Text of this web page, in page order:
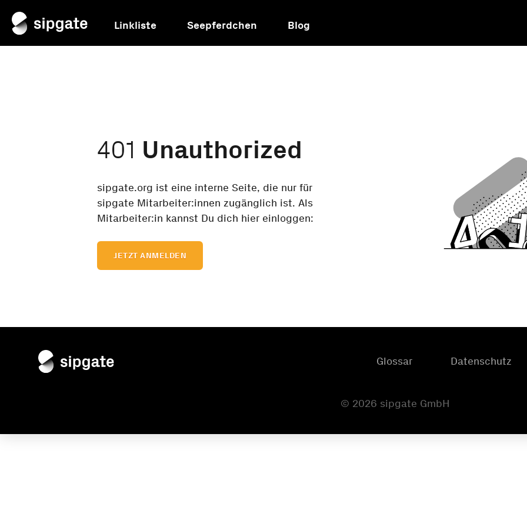
Linkliste Seepferdchen Blog
401 Unauthorized
sipgate.org ist eine interne Seite, die nur für
sipgate Mitarbeiter:innen zugänglich ist. Als
Mitarbeiter:in kannst Du dich hier einloggen:
JETZT ANMELDEN
Glossar Datenschutz
© 2026 sipgate GmbH